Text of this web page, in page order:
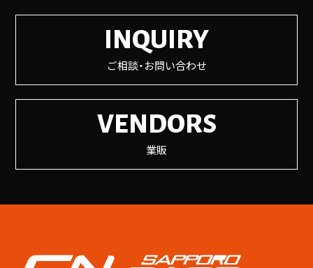
INQUIRY
ご相談・お問い合わせ
VENDORS
業販